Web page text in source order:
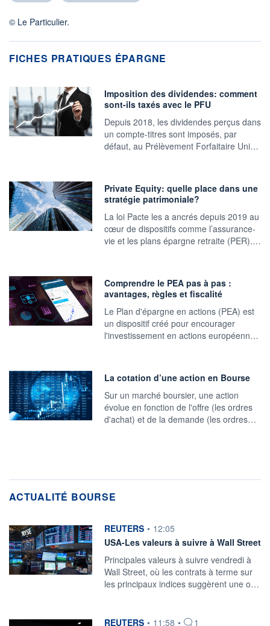
© Le Particulier.
FICHES PRATIQUES ÉPARGNE
Imposition des dividendes: comment
sont-ils taxés avec le PFU
Depuis 2018, les dividendes perçus dans
un compte-titres sont imposés, par
défaut, au Prélèvement Forfaitaire Uni…
Private Equity: quelle place dans une
stratégie patrimoniale?
La loi Pacte les a ancrés depuis 2019 au
cœur de dispositifs comme l’assurance-
vie et les plans épargne retraite (PER).…
Comprendre le PEA pas à pas :
avantages, règles et fiscalité
Le Plan d'épargne en actions (PEA) est
un dispositif créé pour encourager
l'investissement en actions européenn…
La cotation d’une action en Bourse
Sur un marché boursier, une action
évolue en fonction de l'offre (les ordres
d'achat) et de la demande (les ordres…
ACTUALITÉ BOURSE
information fournie par
REUTERS • 12:05
USA-Les valeurs à suivre à Wall Street
Principales valeurs à suivre vendredi à
Wall Street, où les contrats à terme sur
les principaux indices suggèrent une o…
information fournie par
REUTERS • 11:58 • 1